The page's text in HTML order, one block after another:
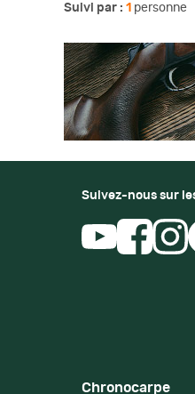
Suivi par : 1 personne
Suivez-nous sur
Chronocarpe